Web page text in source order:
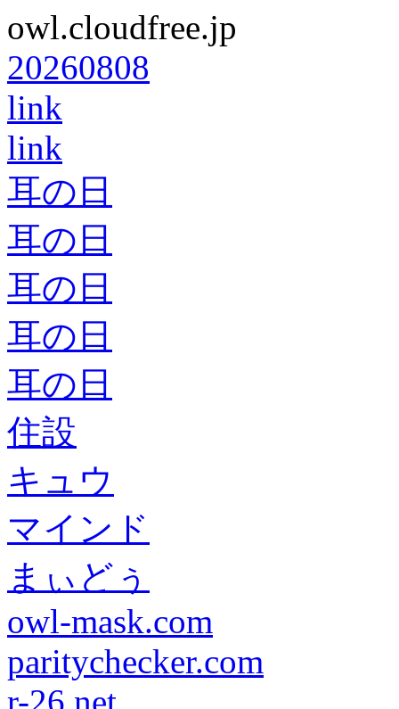
owl.cloudfree.jp
20260808
link
link
耳の日
耳の日
耳の日
耳の日
耳の日
住設
キュウ
マインド
まぃどぅ
owl-mask.com
paritychecker.com